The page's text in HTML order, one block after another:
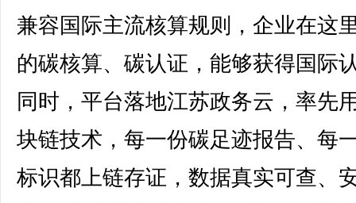
兼容国际主流核算规则，企业在这
的碳核算、碳认证，能够获得国际
同时，平台落地江苏政务云，率先
块链技术，每一份碳足迹报告、每
标识都上链存证，数据真实可查、